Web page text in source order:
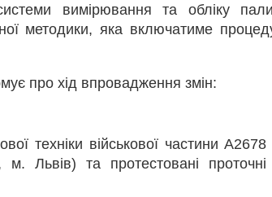
вимірювання та обліку
методики, яка включатиме
про хід впровадження змін:
техніки військової частини А2678
Львів) та протестовані проточні